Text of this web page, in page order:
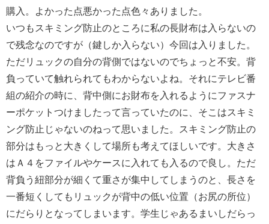
購入。よかった点悪かった点色々ありました。
いつもスキミング防止のところに私の長財布は入らないの
で残念なのですが（鍵しか入らない）今回は入りました。
ただリュックの自分の背側ではないのでちょっと不安。背
負っていて触れられてもわからないよね。それにテレビ番
組の紹介の時に、背中側にお財布を入れるようにファスナ
ーポケットつけましたって言っていたのに、そこはスキミ
ング防止じゃないのねって思いました。スキミング防止の
部分はもっと大きくして場所も考えてほしいです。大きさ
はＡ４をファイルやケースに入れても入るので良し。ただ
背負う紐部分が細くて重さが集中してしまうのと、長さを
一番短くしてもリュックが背中の低い位置（お尻の所位）
にだらりとなってしまいます。学生じゃあるまいしだらっ